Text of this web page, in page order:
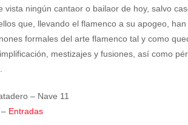
vista ningún cantaor o bailaor de hoy, salvo
que, llevando el flamenco a su apogeo,
formales del arte flamenco tal y como
mestizajes y fusiones, así como
– Nave 11
Entradas